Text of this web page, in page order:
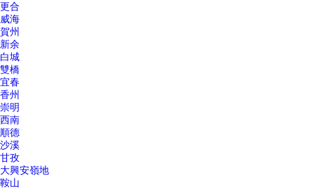
更合
威海
賀州
新余
白城
雙橋
宜春
香州
崇明
西南
順德
沙溪
甘孜
大興安嶺地
鞍山